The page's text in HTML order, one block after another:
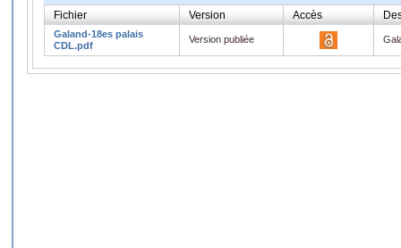
Fichier Version Accès
Galand-18es palais
CDL.pdf
Version publiée